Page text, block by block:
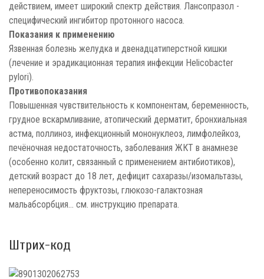
действием, имеет широкий спектр действия. Лансопразол -
специфический ингибитор протонного насоса.
Показания к применению
Язвенная болезнь желудка и двенадцатиперстной кишки
(лечение и эрадикационная терапия инфекции Helicobacter
pylori).
Противопоказания
Повышенная чувствительность к компонентам, беременность,
грудное вскармливание, атопический дерматит, бронхиальная
астма, поллиноз, инфекционный мононуклеоз, лимфолейкоз,
печёночная недостаточность, заболевания ЖКТ в анамнезе
(особенно колит, связанный с применением антибиотиков),
детский возраст до 18 лет, дефицит сахаразы/изомальтазы,
непереносимость фруктозы, глюкозо-галактозная
мальабсорбция... см. инструкцию препарата.
Штрих-код